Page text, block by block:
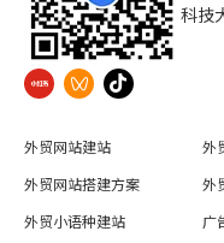
科技
外贸网站建站
外
外贸网站搭建方案
外
外贸小语种建站
广